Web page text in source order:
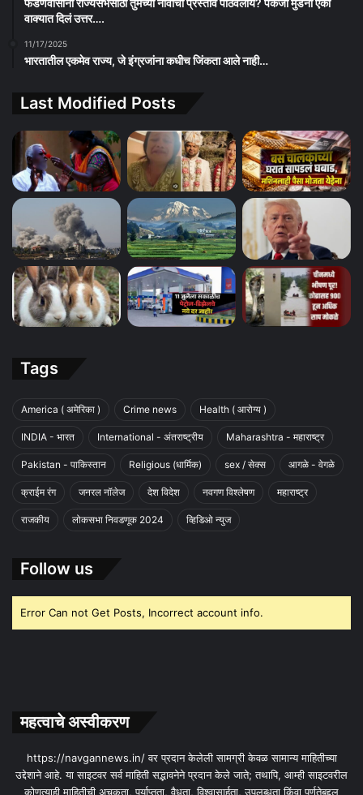
वाक्यात दिलं उत्तर….
11/17/2025
भारतातील एकमेव राज्य, जे इंग्रजांना कधीच जिंकता आले नाही…
Last Modified Posts
Tags
America ( अमेरिका ) Crime news Health ( आरोग्य )
INDIA - भारत International - अंतराष्ट्रीय Maharashtra - महाराष्ट्र
Pakistan - पाकिस्तान Religious (धार्मिक) sex / सेक्स आगळे - वेगळे
क्राईम रंग जनरल नॉलेज देश विदेश नवगण विश्लेषण महाराष्ट्र
राजकीय लोकसभा निवडणूक 2024 व्हिडिओ न्युज
Follow us
Error Can not Get Posts, Incorrect account info.
महत्वाचे अस्वीकरण
https://navgannews.in/ वर प्रदान केलेली सामग्री केवळ सामान्य माहितीच्या
उद्देशाने आहे. या साइटवर सर्व माहिती सद्भावनेने प्रदान केले जाते; तथापि, आम्ही साइटवरील
कोणत्याही माहितीची अचूकता, पर्याप्तता, वैधता, विश्वासार्हता, उपलब्धता किंवा पूर्णतेबद्दल